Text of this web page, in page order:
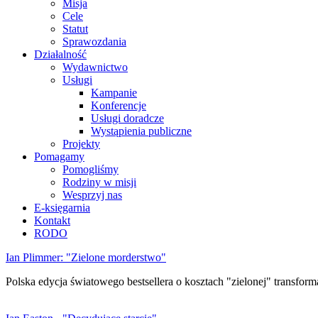
Misja
Cele
Statut
Sprawozdania
Działalność
Wydawnictwo
Usługi
Kampanie
Konferencje
Usługi doradcze
Wystąpienia publiczne
Projekty
Pomagamy
Pomogliśmy
Rodziny w misji
Wesprzyj nas
E-księgarnia
Kontakt
RODO
Ian Plimmer: "Zielone morderstwo"
Polska edycja światowego bestsellera o kosztach "zielonej"